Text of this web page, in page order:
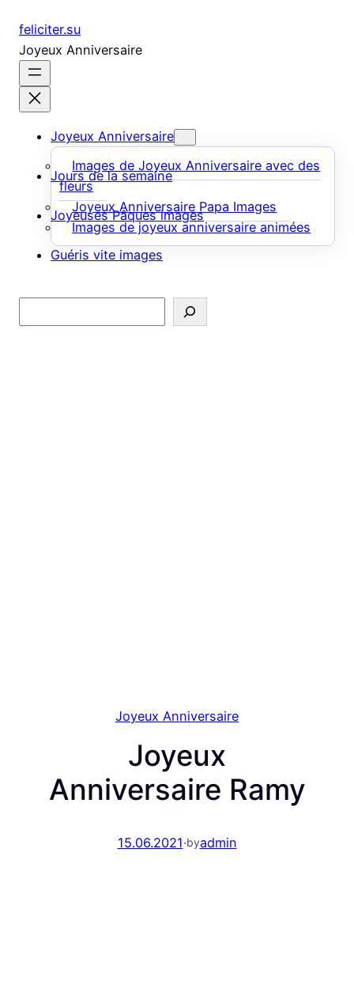
au
contenu
feliciter.su
Joyeux Anniversaire
Joyeux Anniversaire
Images de Joyeux Anniversaire avec des
fleurs
Joyeux Anniversaire Papa Images
Images de joyeux anniversaire animées
Jours de la semaine
Joyeuses Pâques images
Guéris vite images
Joyeux Anniversaire
Joyeux
Anniversaire Ramy
15.06.2021·byadmin